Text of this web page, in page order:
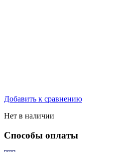
Добавить к сравнению
Нет в наличии
Способы оплаты